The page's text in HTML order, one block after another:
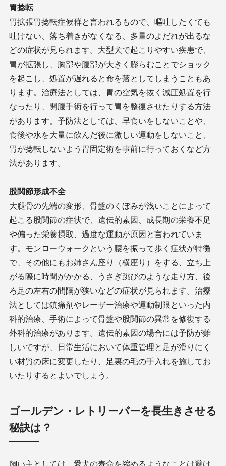
胃捻転
胃拡張胃捻転症候群と言われるもので、嘔吐したくても
吐けない、落ち着きがなくなる、多量のよだれが出るな
どの症状が見られます。大型犬で起こりやすい疾患で、
胃が拡張し、胸部や腹部が大きく膨らむことでショック
を起こし、処置が遅れると命を落としてしまうこともあ
ります。治療法としては、胃の空気を抜く減圧処置を行
なったり、開腹手術を行って胃を整復させたりする方法
があります。予防法としては、早食いをしないことや、
食後や水を大量に飲んだ後に激しい運動をしないこと、
胃が捻転しないよう胃固定術を事前に行っておくなど方
法があります。
股関節形成不全
大腿骨の先端の変形、骨盤のくぼみが浅いことによって
起こる股関節の症状で、遺伝的素因、成長期の栄養不足
や偏った栄養摂取、過度な運動が原因と言われていま
す。モンローウォークという腰を振って歩く症状が特徴
で、その他にもお姉さん座り（横座り）をする、立ち上
がる際に時間がかかる、うさぎ跳びのような走り方、後
ろ足の左右の間隔が狭いなどの症状が見られます。治療
法としては鎮痛剤やレーザー治療や運動制限といった内
科的治療、手術によって骨盤や股関節の異常を修復する
外科的治療があります。遺伝的素因の場合には予防が難
しいですが、日常生活において体重管理と足が滑りにく
い材質の床に変更したり、足裏の毛の手入れを施してお
いたりするとよいでしょう。
ゴールデン・レトリーバーを長生きさせる
秘訣は？